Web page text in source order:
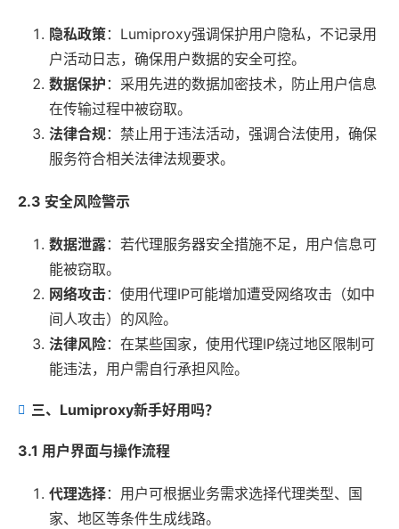
隐私政策：Lumiproxy强调保护用户隐私，不记录用
户活动日志，确保用户数据的安全可控。
数据保护 ：采用先进的数据加密技术，防止用户信息
在传输过程中被窃取。
法律合规：禁止用于违法活动，强调合法使用，确保
服务符合相关法律法规要求。
2.3 安全风险警示
数据泄露：若代理服务器安全措施不足，用户信息可
能被窃取。
网络攻击：使用代理IP可能增加遭受网络攻击（如中
间人攻击）的风险。
法律风险：在某些国家，使用代理IP绕过地区限制可
能违法，用户需自行承担风险。
三、Lumiproxy新手好用吗？
3.1 用户界面与操作流程
代理选择：用户可根据业务需求选择代理类型、国
家、地区等条件生成线路。